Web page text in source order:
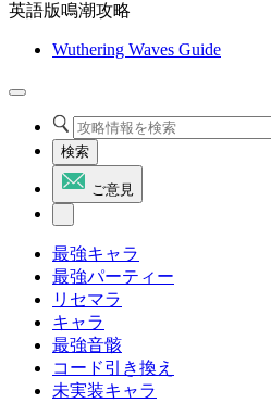
英語版鳴潮攻略
Wuthering Waves Guide
検索
ご意見
最強キャラ
最強パーティー
リセマラ
キャラ
最強音骸
コード引き換え
未実装キャラ